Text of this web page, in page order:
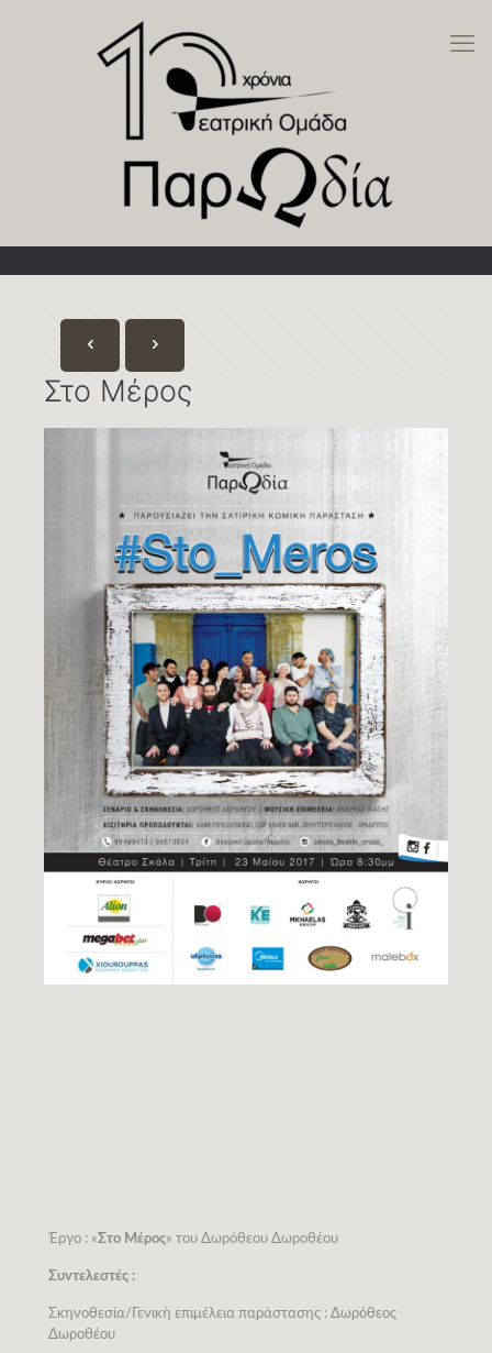
Στο Μέρος
Έργο : «Στο Μέρος» του Δωρόθεου Δωροθέου
Συντελεστές :
Σκηνοθεσία/Γενική επιμέλεια παράστασης : Δωρόθεος
Δωροθέου